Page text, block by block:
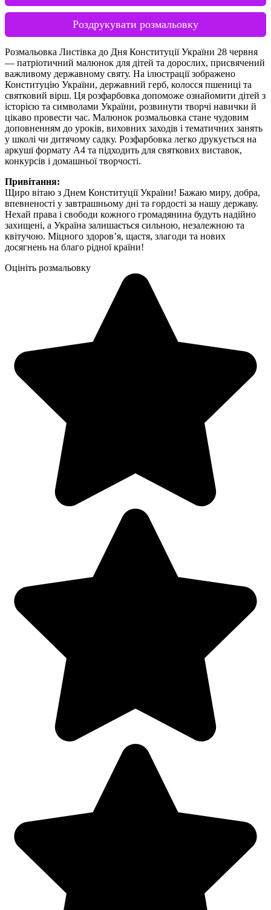
Роздрукувати розмальовку
Розмальовка Листівка до Дня Конституції України 28 червня
— патріотичний малюнок для дітей та дорослих, присвячений
важливому державному святу. На ілюстрації зображено
Конституцію України, державний герб, колосся пшениці та
святковий вірш. Ця розфарбовка допоможе ознайомити дітей з
історією та символами України, розвинути творчі навички й
цікаво провести час. Малюнок розмальовка стане чудовим
доповненням до уроків, виховних заходів і тематичних занять
у школі чи дитячому садку. Розфарбовка легко друкується на
аркуші формату А4 та підходить для святкових виставок,
конкурсів і домашньої творчості.
Привітання:
Щиро вітаю з Днем Конституції України! Бажаю миру, добра,
впевненості у завтрашньому дні та гордості за нашу державу.
Нехай права і свободи кожного громадянина будуть надійно
захищені, а Україна залишається сильною, незалежною та
квітучою. Міцного здоров’я, щастя, злагоди та нових
досягнень на благо рідної країни!
Оцініть розмальовку